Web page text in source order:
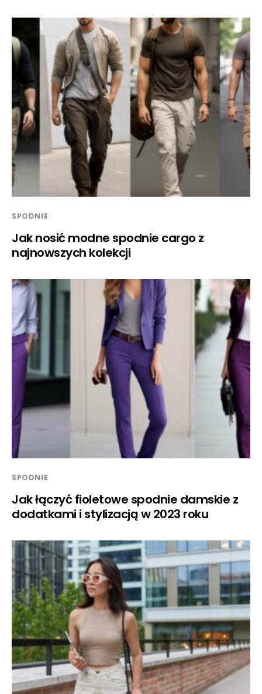
SPODNIE
Jak nosić modne spodnie cargo z
najnowszych kolekcji
SPODNIE
Jak łączyć fioletowe spodnie damskie z
dodatkami i stylizacją w 2023 roku